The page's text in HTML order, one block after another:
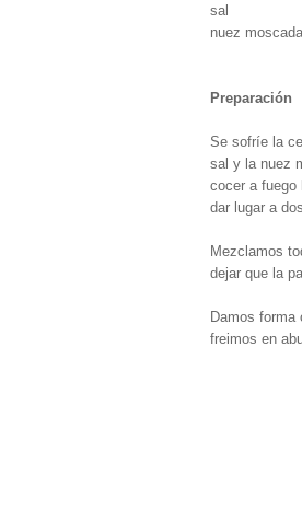
sal
nuez moscada
Preparación
Se sofríe la
sal y la nuez
cocer a fuego
dar lugar a
Mezclamos
dejar que la
Damos
freimos en